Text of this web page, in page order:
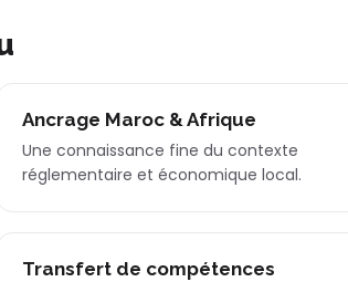
Ancrage Maroc & Afrique
Une connaissance fine du contexte
réglementaire et économique local.
Transfert de compétences